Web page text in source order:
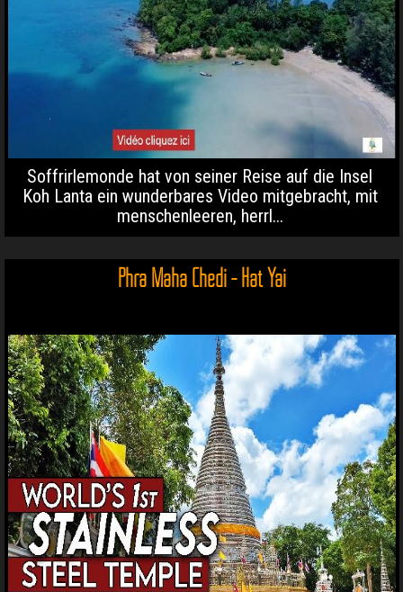
Soffrirlemonde hat von seiner Reise auf die Insel
Koh Lanta ein wunderbares Video mitgebracht, mit
menschenleeren, herrl...
Phra Maha Chedi - Hat Yai